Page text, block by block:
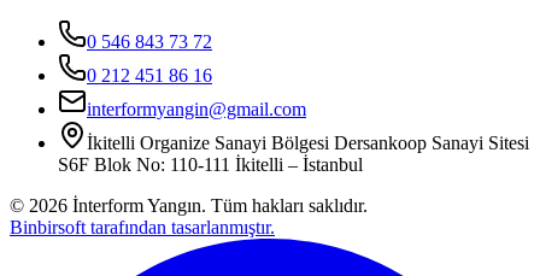
0 546 843 73 72
0 212 451 86 16
interformyangin@gmail.com
İkitelli Organize Sanayi Bölgesi Dersankoop Sanayi Sitesi
S6F Blok No: 110-111 İkitelli – İstanbul
© 2026 İnterform Yangın. Tüm hakları saklıdır.
Binbirsoft tarafından tasarlanmıştır.